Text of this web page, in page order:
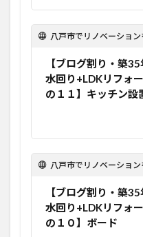
八戸市でリノベーションをするな
【ブログ割り・築35
水回り+LDKリフォ
の１１】キッチン設
八戸市でリノベーションをするな
【ブログ割り・築35
水回り+LDKリフォ
の１０】ボード